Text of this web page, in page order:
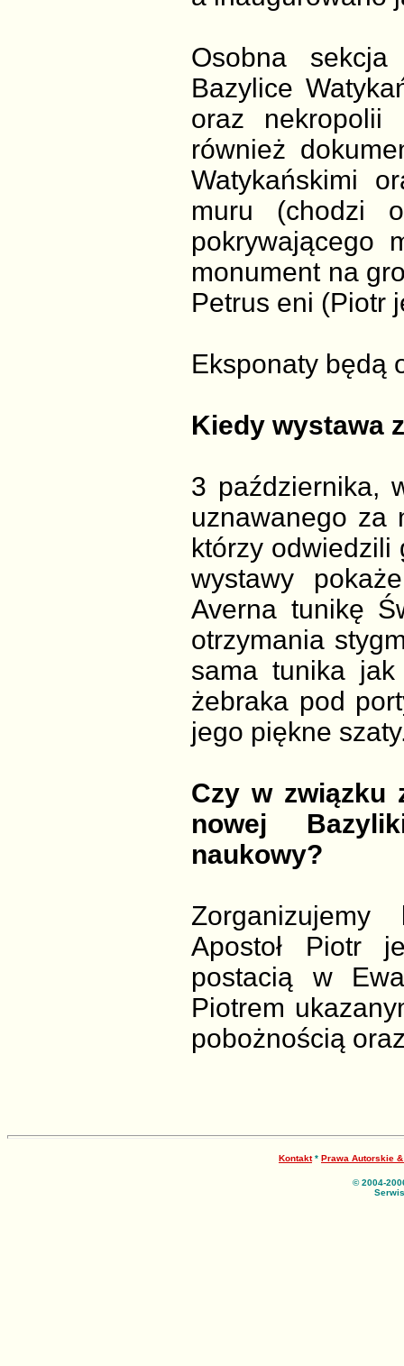
Osobna
Bazylice
oraz nekropolii
również
Watykańskimi
muru (chodzi
pokrywającego
monument na
Petrus eni (Piotr
Eksponaty będą
Kiedy wystawa
3 października,
uznawanego za
którzy odwiedzili
wystawy
Averna tunikę
otrzymania
sama tunika
żebraka pod
jego piękne
Czy w związku
nowej
naukowy?
Apostoł Piotr
postacią w
Piotrem
pobożnością
Kontakt* Prawa Autorskie &
© 2004-